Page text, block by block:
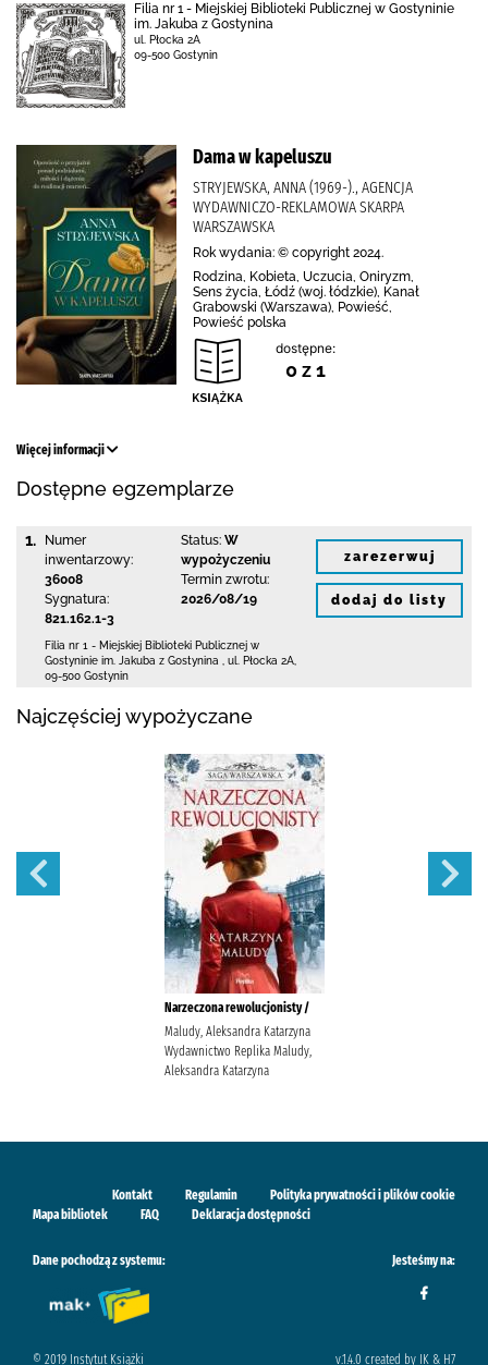
Filia nr 1 - Miejskiej Biblioteki Publicznej w Gostyninie
im. Jakuba z Gostynina
ul. Płocka 2A
09-500 Gostynin
Dama w kapeluszu
STRYJEWSKA, ANNA (1969-)., AGENCJA
WYDAWNICZO-REKLAMOWA SKARPA
WARSZAWSKA
Rok wydania: © copyright 2024.
Rodzina, Kobieta, Uczucia, Oniryzm,
Sens życia, Łódź (woj. łódzkie), Kanał
Grabowski (Warszawa), Powieść,
Powieść polska
dostępne:
0 z 1
Więcej informacji
Dostępne egzemplarze
1.
Numer
inwentarzowy:
36008
Sygnatura:
821.162.1-3
Status: W
wypożyczeniu
Termin zwrotu:
2026/08/19
Filia nr 1 - Miejskiej Biblioteki Publicznej w
Gostyninie im. Jakuba z Gostynina
ul. Płocka 2A
09-500 Gostynin
zarezerwuj
dodaj do listy
Najczęściej wypożyczane
Narzeczona rewolucjonisty /
Maludy, Aleksandra Katarzyna
Wydawnictwo Replika Maludy,
Aleksandra Katarzyna
Kontakt Regulamin
Polityka prywatności i plików cookie
Mapa bibliotek
FAQ Deklaracja dostępności
Dane pochodzą z systemu: Jesteśmy na:
© 2019 Instytut Książki v.1.4.0 created by IK & H7